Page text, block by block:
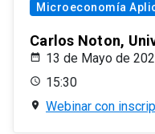
Microeconomía
Carlos Noton,
13 de Mayo de
15:30
Webinar con